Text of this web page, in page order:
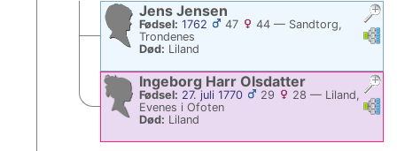
Jens Jensen
Fødsel: 1762 47 44— Sandtorg,
Trondenes
Død: Liland
Ingeborg Harr Olsdatter
Fødsel: 27. juli 1770 29 28 — Liland,
Evenes i Ofoten
Død: Liland